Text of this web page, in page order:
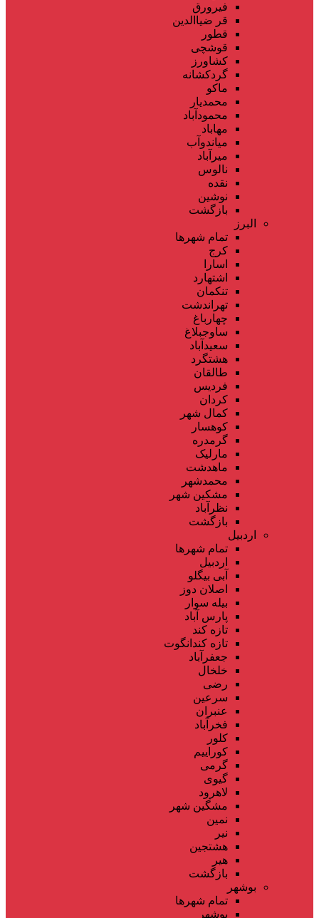
فیرورق
قر ضیاالدین
قطور
قوشچی
کشاورز
گردکشانه
ماکو
محمدیار
محمودآباد
مهاباد
میاندوآب
میرآباد
نالوس
نقده
نوشین
بازگشت
البرز
تمام شهر‌ها
کرج
اسارا
اشتهارد
تنکمان
تهراندشت
چهارباغ
ساوجبلاغ
سعیدآباد
هشتگرد
طالقان
فردیس
کردان
کمال شهر
کوهسار
گرمدره
مارلیک
ماهدشت
محمدشهر
مشکین شهر
نظرآباد
بازگشت
اردبیل
تمام شهر‌ها
اردبیل
آبی بیگلو
اصلان دوز
بیله سوار
پارس آباد
تازه کند
تازه کندانگوت
جعفرآباد
خلخال
رضی
سرعین
عنبران
فخرآباد
کلور
کوراییم
گرمی
گیوی
لاهرود
مشگین شهر
نمین
نیر
هشتجین
هیر
بازگشت
بوشهر
تمام شهر‌ها
بوشهر